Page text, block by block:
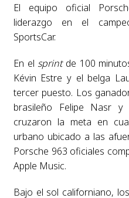
El equipo oficial
liderazgo en el
SportsCar.
En el sprintde 100
Kévin Estre y el belga
tercer puesto. Los
brasileño Felipe Nasr y
cruzaron la meta en
urbano ubicado a las
Porsche 963 oficiales
Apple Music.
Bajo el sol californiano,